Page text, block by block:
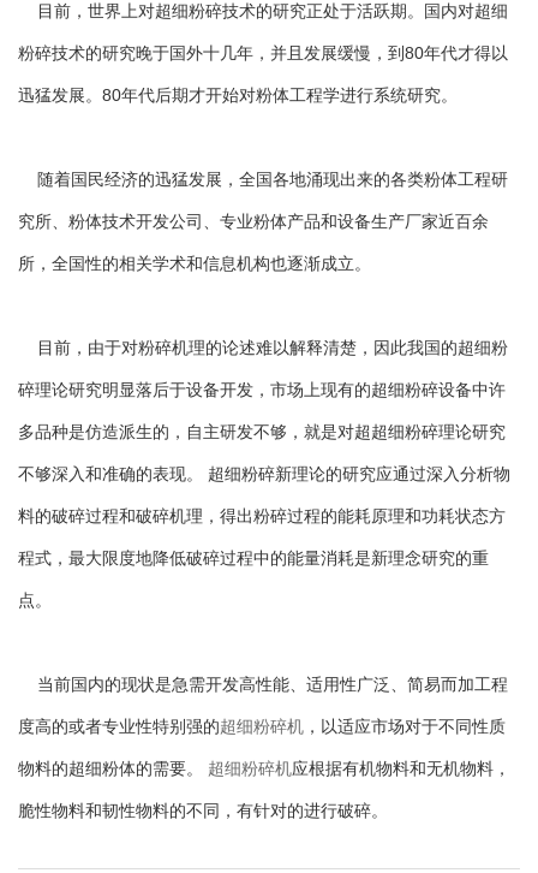
目前，世界上对超细粉碎技术的研究正处于活跃期。国内对超细
粉碎技术的研究晚于国外十几年，并且发展缓慢，到80年代才得以
迅猛发展。80年代后期才开始对粉体工程学进行系统研究。
随着国民经济的迅猛发展，全国各地涌现出来的各类粉体工程研
究所、粉体技术开发公司、专业粉体产品和设备生产厂家近百余
所，全国性的相关学术和信息机构也逐渐成立。
目前，由于对粉碎机理的论述难以解释清楚，因此我国的超细粉
碎理论研究明显落后于设备开发，市场上现有的超细粉碎设备中许
多品种是仿造派生的，自主研发不够，就是对超超细粉碎理论研究
不够深入和准确的表现。 超细粉碎新理论的研究应通过深入分析物
料的破碎过程和破碎机理，得出粉碎过程的能耗原理和功耗状态方
程式，最大限度地降低破碎过程中的能量消耗是新理念研究的重
点。
当前国内的现状是急需开发高性能、适用性广泛、简易而加工程
度高的或者专业性特别强的超细粉碎机 ，以适应市场对于不同性质
物料的超细粉体的需要。 超细粉碎机应根据有机物料和无机物料，
脆性物料和韧性物料的不同，有针对的进行破碎。